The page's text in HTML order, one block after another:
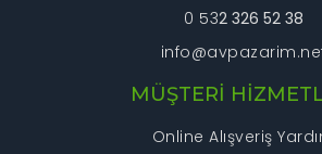
Gönder
0 532 326 52 38
MÜŞTERİ
Online Alışveriş